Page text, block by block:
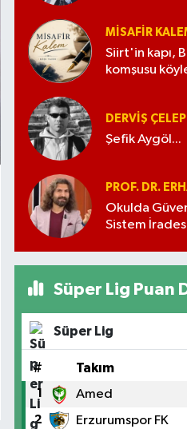
MISAFIR
Siirt'in kapı,
komşusu
DERVIŞ
Şefik Aygöl...
PROF. DR.
Okulda
Sistem
Süper Lig Puan
Süper Lig
# Takım
1 Amed
2 Erzurumspor FK